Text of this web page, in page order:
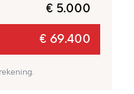
€ 5.000
€ 69.400